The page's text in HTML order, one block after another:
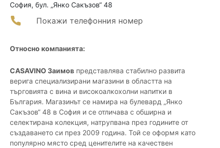
София, бул. „Янко Сакъзов“ 48
Покажи телефонния номер
Относно компанията:
CASAVINO Заимов представлява стабилно развита
верига специализирани магазини в областта на
търговията с вина и високоалкохолни напитки в
България. Магазинът се намира на булевард „Янко
Сакъзов“ 48 в София и се отличава с обширна и
селектирана колекция, натрупвана през годините от
създаването си през 2009 година. Той се оформя като
популярно място сред ценителите на качествен